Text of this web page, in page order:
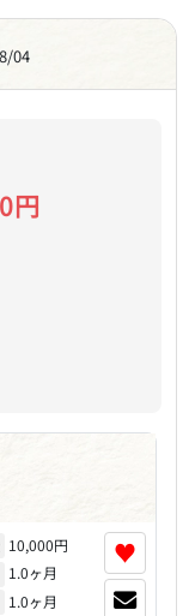
04
円
10,000円
1.0ヶ月
1.0ヶ月
♥